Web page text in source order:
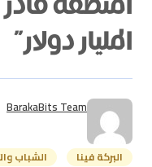
المليار دولار”
BarakaBits Team
البركة فينا الشباب